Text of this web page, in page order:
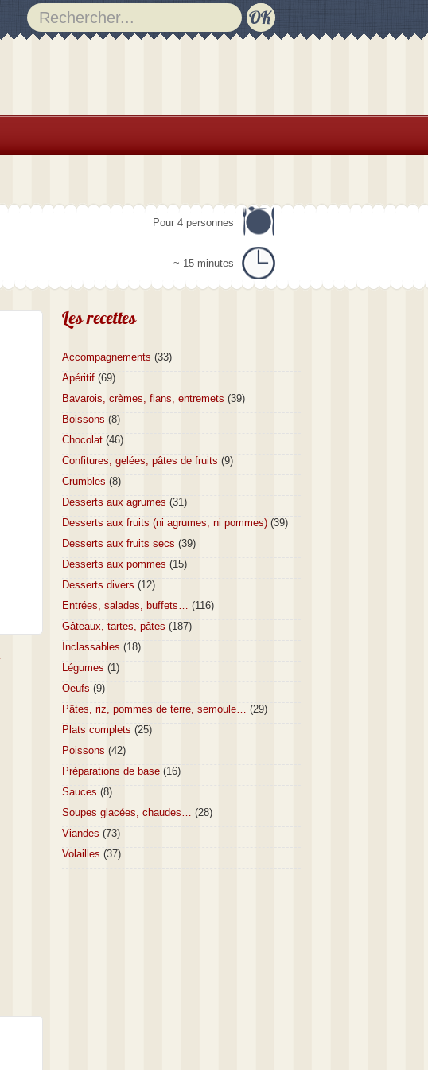
Pour 4 personnes
~ 15 minutes
Les recettes
Accompagnements (33)
Apéritif (69)
Bavarois, crèmes, flans, entremets (39)
Boissons (8)
Chocolat (46)
Confitures, gelées, pâtes de fruits (9)
Crumbles (8)
Desserts aux agrumes (31)
Desserts aux fruits (ni agrumes, ni pommes) (39)
Desserts aux fruits secs (39)
Desserts aux pommes (15)
Desserts divers (12)
Entrées, salades, buffets… (116)
Gâteaux, tartes, pâtes (187)
Inclassables (18)
Légumes (1)
Oeufs (9)
Pâtes, riz, pommes de terre, semoule… (29)
Plats complets (25)
Poissons (42)
Préparations de base (16)
Sauces (8)
Soupes glacées, chaudes… (28)
Viandes (73)
Volailles (37)